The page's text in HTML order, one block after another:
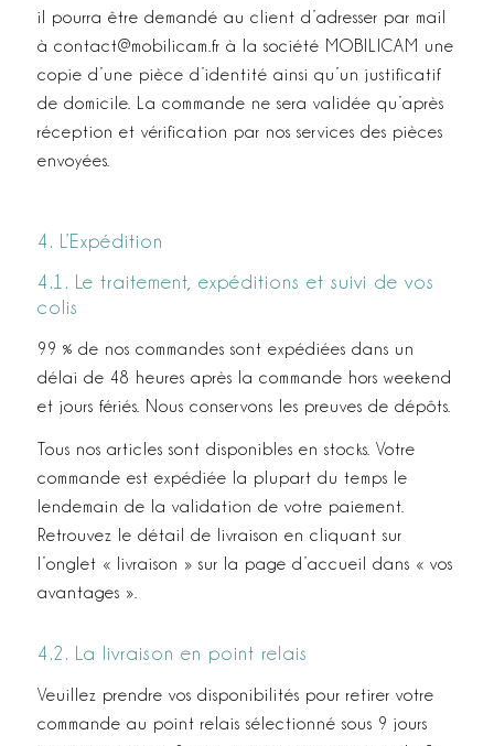
il pourra être demandé au client d’adresser par mail
à contact@mobilicam.fr à la société MOBILICAM une
copie d’une pièce d’identité ainsi qu’un justificatif
de domicile. La commande ne sera validée qu’après
réception et vérification par nos services des pièces
envoyées.
4. L’Expédition
4.1. Le traitement, expéditions et suivi de vos
colis
99 % de nos commandes sont expédiées dans un
délai de 48 heures après la commande hors week­end
et jours fériés. Nous conservons les preuves de dépôts.
Tous nos articles sont disponibles en stocks. Votre
commande est expédiée la plupart du temps le
lendemain de la validation de votre paiement.
Retrouvez le détail de livraison en cliquant sur
l’onglet « livraison » sur la page d’accueil dans « vos
avantages ».
4.2. La livraison en point relais
Veuillez prendre vos disponibilités pour retirer votre
commande au point relais sélectionné sous 9 jours